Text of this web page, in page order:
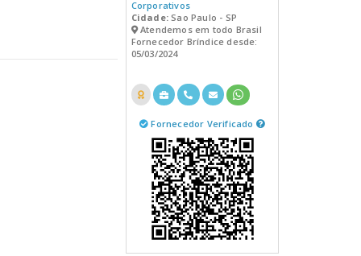
Corporativos
Cidade:Sao Paulo - SP
Atendemos em todo Brasil
Fornecedor Bríndice desde:
05/03/2024
Fornecedor Verificado